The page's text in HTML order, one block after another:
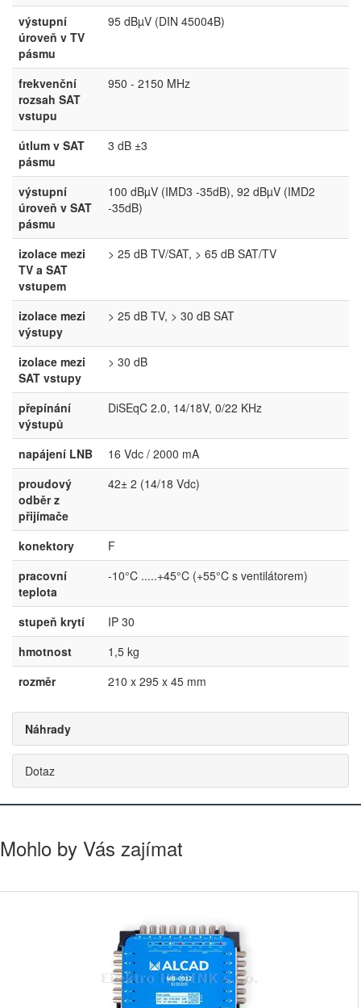
výstupní
úroveň v TV
pásmu
95 dBµV (DIN 45004B)
frekvenční
rozsah SAT
vstupu
950 - 2150 MHz
útlum v SAT
pásmu
3 dB ±3
výstupní
úroveň v SAT
pásmu
100 dBµV (IMD3 -35dB), 92 dBµV (IMD2
-35dB)
izolace mezi
TV a SAT
vstupem
> 25 dB TV/SAT, > 65 dB SAT/TV
izolace mezi
výstupy
> 25 dB TV, > 30 dB SAT
izolace mezi
SAT vstupy
> 30 dB
přepínání
výstupů
DiSEqC 2.0, 14/18V, 0/22 KHz
napájení LNB
16 Vdc / 2000 mA
proudový
odběr z
přijímače
42± 2 (14/18 Vdc)
konektory
F
pracovní
teplota
-10°C .....+45°C (+55°C s ventilátorem)
stupeň krytí
IP 30
hmotnost
1,5 kg
rozměr
210 x 295 x 45 mm
Náhrady
Dotaz
Mohlo by Vás zajímat